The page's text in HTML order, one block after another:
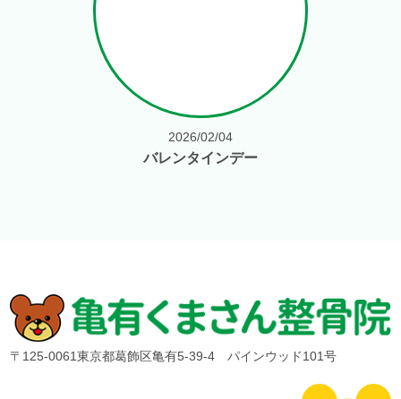
2026/02/04
バレンタインデー
〒125-0061東京都葛飾区亀有5-39-4 パインウッド101号